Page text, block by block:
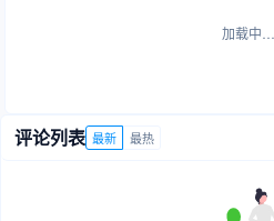
加载中…
评论列表 最新 最热